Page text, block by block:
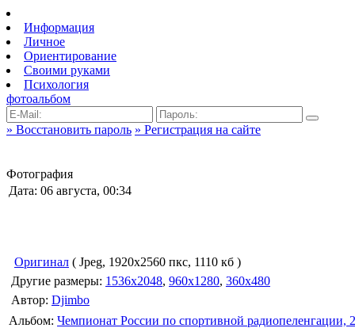
Информация
Личное
Ориентирование
Своими руками
Психология
фотоальбом
» Восстановить пароль » Регистрация на сайте
Фотография
Дата: 06 августа, 00:34
Оригинал ( Jpeg, 1920x2560 пкс, 1110 кб )
Другие размеры: 1536x2048, 960x1280, 360x480
Автор: Djimbo
Альбом: Чемпионат России по спортивной радиопеленгации,